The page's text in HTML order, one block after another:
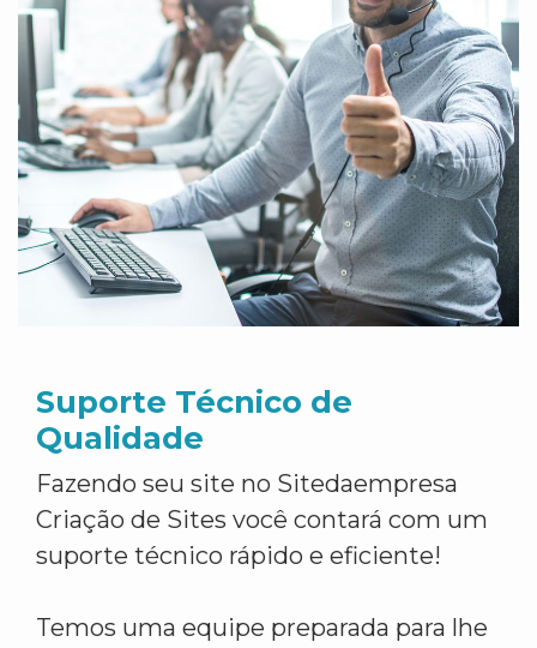
Suporte Técnico de
Qualidade
Fazendo seu site no Sitedaempresa
Criação de Sites você contará com um
suporte técnico rápido e eficiente!
Temos uma equipe preparada para lhe